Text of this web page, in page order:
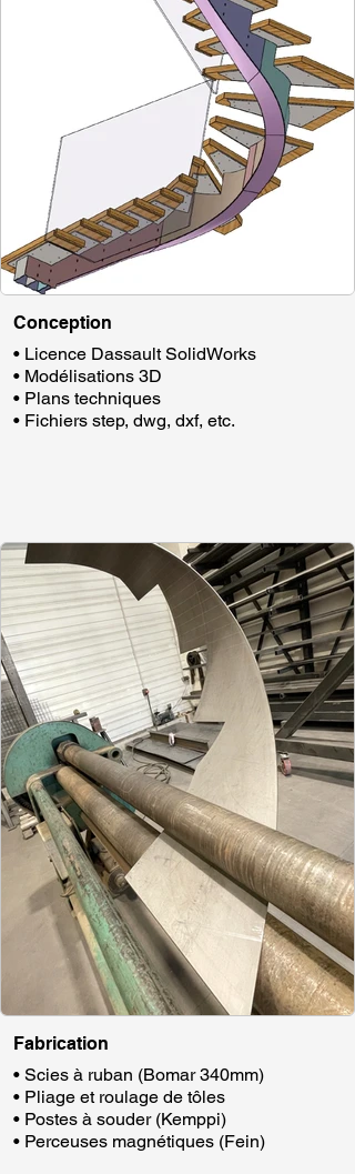
Conception
• Licence Dassault SolidWorks
• Modélisations 3D​​​
• Plans techniques
• Fichiers step, dwg, dxf, etc.
Fabrication
• Scies à ruban (Bomar 340mm)​​​
• Pliage et roulage de tôles​​​
• Postes à souder (Kemppi)​​​
• Perceuses magnétiques (Fein)